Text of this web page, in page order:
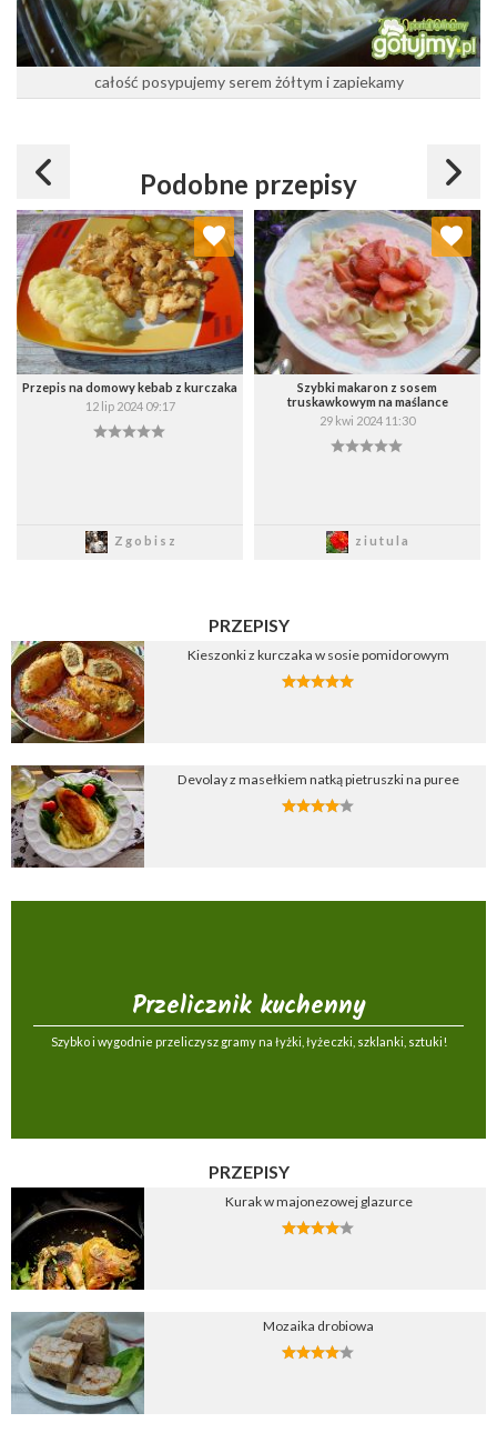
całość posypujemy serem żółtym i zapiekamy
Podobne przepisy
Przepis na domowy kebab z kurczaka
12 lip 2024 09:17
Zgobisz
Dodaj do ulubionych
Wybierz listę:
Zapisz
Szybki makaron z sosem
truskawkowym na maślance
29 kwi 2024 11:30
ziutula
Dodaj do ulubionych
Wybierz listę:
Zapisz
PRZEPISY
Kieszonki z kurczaka w sosie pomidorowym
Devolay z masełkiem natką pietruszki na puree
Przelicznik kuchenny
Szybko i wygodnie przeliczysz gramy na łyżki, łyżeczki, szklanki, sztuki!
PRZEPISY
Kurak w majonezowej glazurce
Mozaika drobiowa